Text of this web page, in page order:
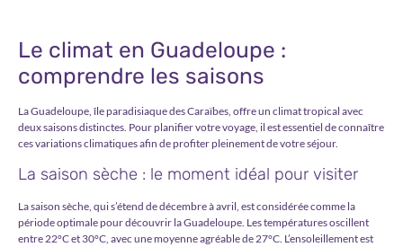
Le climat en Guadeloupe :
comprendre les saisons
La Guadeloupe, île paradisiaque des Caraïbes, offre un climat tropical avec
deux saisons distinctes. Pour planifier votre voyage, il est essentiel de connaître
ces variations climatiques afin de profiter pleinement de votre séjour.
La saison sèche : le moment idéal pour visiter
La saison sèche, qui s’étend de décembre à avril, est considérée comme la
période optimale pour découvrir la Guadeloupe. Lestempératures oscillent
entre 22°C et 30°C, avec une moyenne agréable de 27°C. L’ensoleillement est